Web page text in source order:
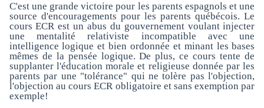
C'est une grande victoire pour les parents espagnols et une
source d'encouragements pour les parents québécois. Le
cours ECR est un abus du gouvernement voulant injecter
une mentalité relativiste incompatible avec une
intelligence logique et bien ordonnée et minant les bases
mêmes de la pensée logique. De plus, ce cours tente de
supplanter l'éducation morale et religieuse donnée par les
parents par une "tolérance" qui ne tolère pas l'objection,
l'objection au cours ECR obligatoire et sans exemption par
exemple!